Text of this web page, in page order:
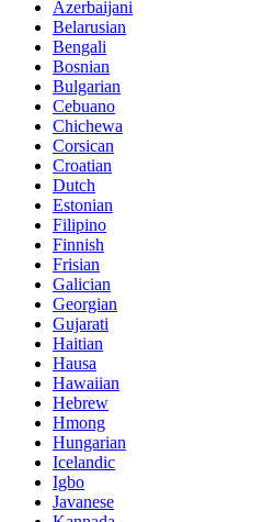
Azerbaijani
Belarusian
Bengali
Bosnian
Bulgarian
Cebuano
Chichewa
Corsican
Croatian
Dutch
Estonian
Filipino
Finnish
Frisian
Galician
Georgian
Gujarati
Haitian
Hausa
Hawaiian
Hebrew
Hmong
Hungarian
Icelandic
Igbo
Javanese